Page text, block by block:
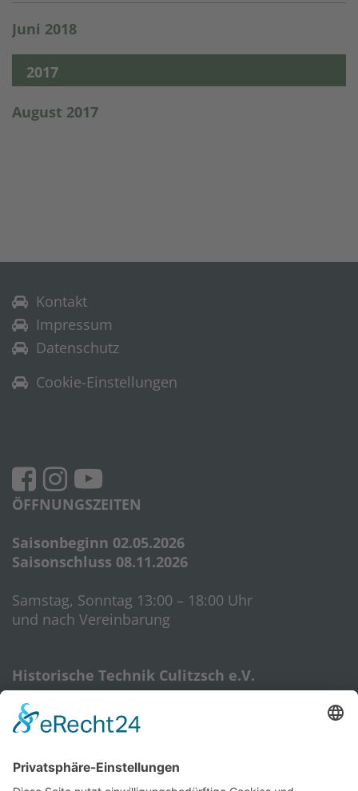
Juni 2018
2017
August 2017
Kontakt
Impressum
Datenschutz
Cookie-Einstellungen
ÖFFNUNGSZEITEN
Saisonbeginn 02.05.2026
Saisonschluss 08.11.2026
Samstag, Sonntag 13:00 – 18:00 Uhr
und nach Vereinbarung
Historische Technik Culitzsch e.V.
08112 Wilkau-Haßlau‎
E-Mail:
htcverein@gmail.com